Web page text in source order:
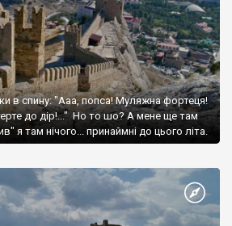
в спину: "Ааа, попса! Муляжна фортеця!
до дір!..." Но то шо? А мене ще там
я там нічого... принаймні до цього літа.